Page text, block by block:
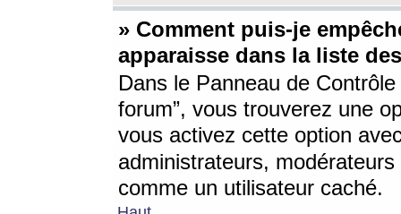
» Comment puis-je
apparaisse dans la liste
Dans le Panneau de
forum”, vous trouverez une
vous activez cette option
administrateurs,
comme un utilisateur caché.